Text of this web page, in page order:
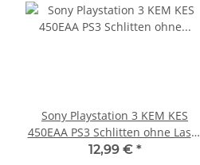
Sony Playstation 3 KEM KES
450EAA PS3 Schlitten ohne Laser
Blu-Ray Laufwerk 320
12,99 € *